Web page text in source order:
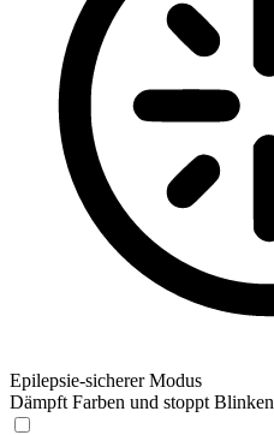
Epilepsie-sicherer Modus
Dämpft Farben und stoppt Blinken